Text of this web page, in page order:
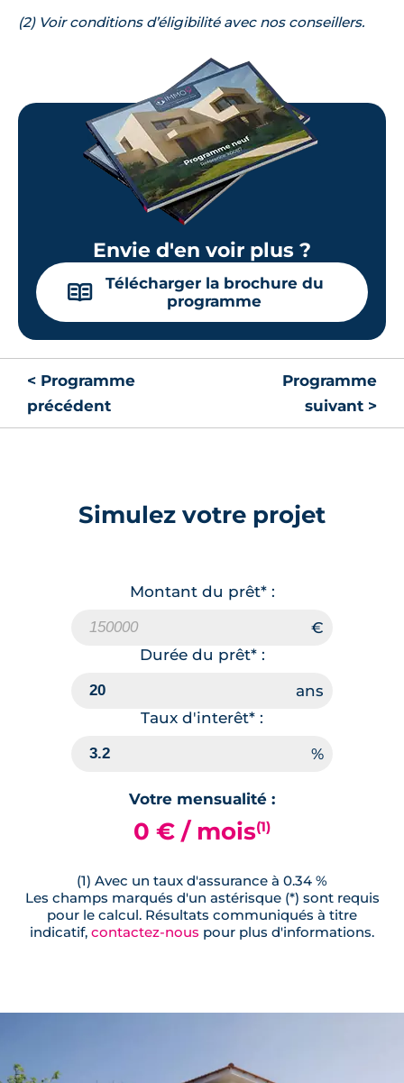
(2) Voir conditions d’éligibilité avec nos conseillers.
Envie d'en voir plus ?
📖
Télécharger la brochure du
programme
< Programme
précédent
Programme
suivant >
Simulez votre projet
Montant du prêt* :
Durée du prêt* :
Taux d'interêt* :
Votre mensualité :
0 € / mois(1)
(1) Avec un taux d'assurance à 0.34 %
Les champs marqués d'un astérisque (*) sont requis
pour le calcul. Résultats communiqués à titre
indicatif, contactez-nous pour plus d'informations.